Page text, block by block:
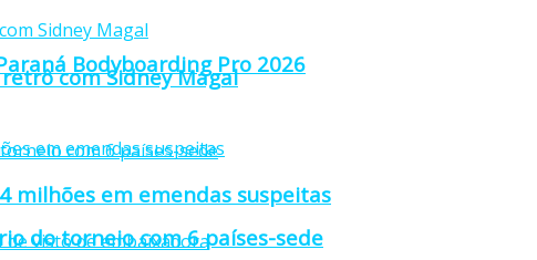
Bodyboarding Pro 2026
do torneio com 6 países-sede
com Sidney Magal
milhões em emendas suspeitas